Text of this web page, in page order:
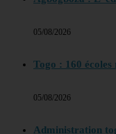
05/08/2026
Togo : 160
05/08/2026
Administration